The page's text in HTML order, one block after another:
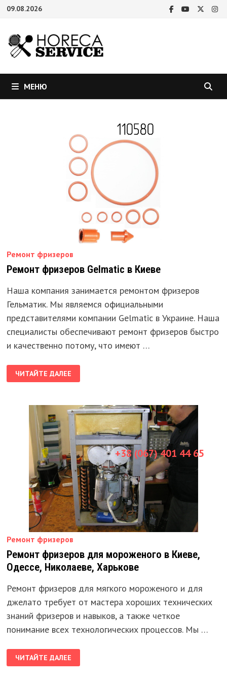
Перейти
содержимому
09.08.2026
+38 (067) 401 44 65
МЕНЮ
Ремонт фризеров
Ремонт фризеров Gelmatic в Киеве
Наша компания занимается ремонтом фризеров
Гельматик. Мы являемся официальными
представителями компании Gelmatic в Украине. Наша
специалисты обеспечивают ремонт фризеров быстро
и качественно потому, что имеют …
РЕМОНТ
ФРИЗЕРОВ
GELMATIC
ЧИТАЙТЕ ДАЛЕЕ
Ремонт фризеров
Ремонт фризеров для мороженого в Киеве,
Одессе, Николаеве, Харькове
Ремонт фризеров для мягкого мороженого и для
джелато требует от мастера хороших технических
знаний фризеров и навыков, а также четкое
понимание всех технологических процессов. Мы …
РЕМОНТ
ФРИЗЕРОВ
ДЛЯ
ЧИТАЙТЕ ДАЛЕЕ